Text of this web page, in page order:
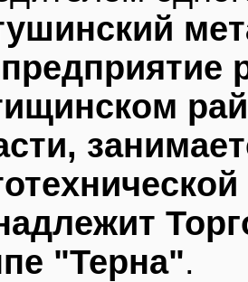
"Терна".